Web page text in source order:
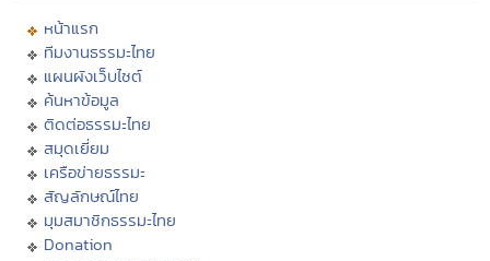
หน้าแรก
ทีมงานธรรมะไทย
แผนผังเว็บไซต์
ค้นหาข้อมูล
ติดต่อธรรมะไทย
สมุดเยี่ยม
เครือข่ายธรรมะ
สัญลักษณ์ไทย
มุมสมาชิกธรรมะไทย
Donation